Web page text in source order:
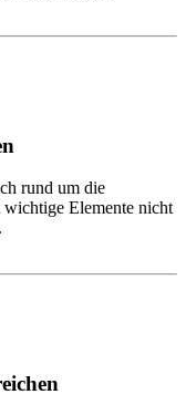
rund um die
Elemente nicht